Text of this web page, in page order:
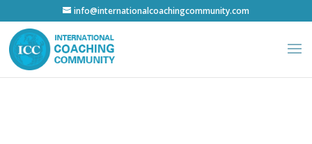
info@internationalcoachingcommunity.com